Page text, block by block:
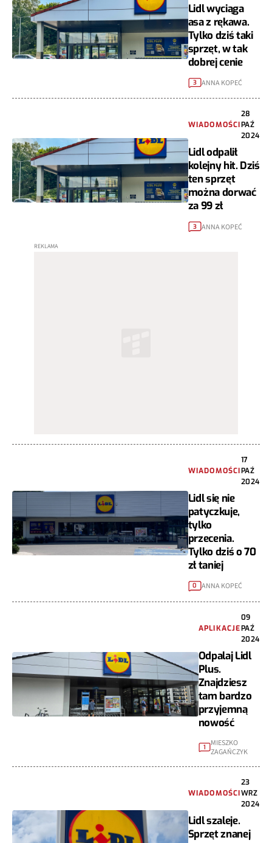
Lidl wyciąga
asa z rękawa.
Tylko dziś taki
sprzęt, w tak
dobrej cenie
3 ANNA KOPEĆ
WIADOMOŚCI
28
PAŹ
2024
Lidl odpalił
kolejny hit. Dziś
ten sprzęt
można dorwać
za 99 zł
3 ANNA KOPEĆ
WIADOMOŚCI
17
PAŹ
2024
Lidl się nie
patyczkuje,
tylko
przecenia.
Tylko dziś o 70
zł taniej
0 ANNA KOPEĆ
APLIKACJE
09
PAŹ
2024
Odpalaj Lidl
Plus.
Znajdziesz
tam bardzo
przyjemną
nowość
1
MIESZKO
ZAGAŃCZYK
WIADOMOŚCI
23
WRZ
2024
Lidl szaleje.
Sprzęt znanej